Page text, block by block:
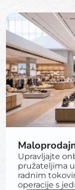
Upravljajte
pružateljima
radnim
operacije s